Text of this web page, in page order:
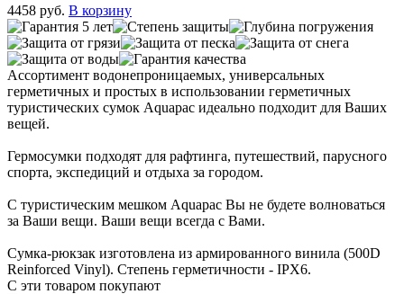
4458 руб. В корзину
Ассортимент водонепроницаемых, универсальных
герметичных и простых в использовании герметичных
туристических сумок Aquapac идеально подходит для Ваших
вещей.
Гермосумки подходят для рафтинга, путешествий, парусного
спорта, экспедиций и отдыха за городом.
С туристическим мешком Aquapac Вы не будете волноваться
за Ваши вещи. Ваши вещи всегда с Вами.
Сумка-рюкзак изготовлена из армированного винила (500D
Reinforced Vinyl). Степень герметичности - IPX6.
С эти товаром покупают